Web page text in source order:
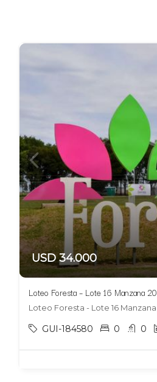
USD 34.000
Loteo Foresta – Lote 16 Manzana 20
GUI-184580 0 0